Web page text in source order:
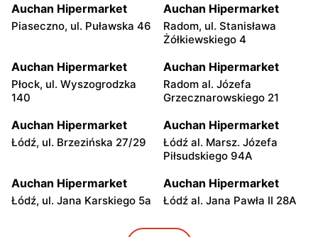
Auchan Hipermarket
Piaseczno, ul. Puławska 46
Auchan Hipermarket
Radom, ul. Stanisława
Żółkiewskiego 4
Auchan Hipermarket
Płock, ul. Wyszogrodzka
140
Auchan Hipermarket
Radom al. Józefa
Grzecznarowskiego 21
Auchan Hipermarket
Łódź, ul. Brzezińska 27/29
Auchan Hipermarket
Łódź al. Marsz. Józefa
Piłsudskiego 94A
Auchan Hipermarket
Łódź, ul. Jana Karskiego 5a
Auchan Hipermarket
Łódź al. Jana Pawła II 28A
Auchan Hipermarket